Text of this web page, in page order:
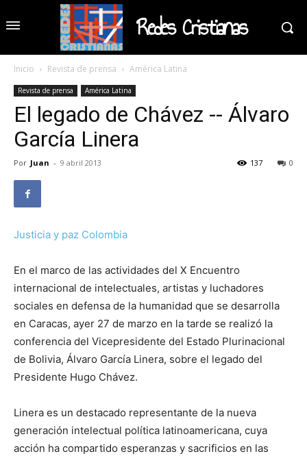
Redes Cristianas
Inicio Revista de prensa América Latina
Revista de prensa América Latina
El legado de Chávez -- Álvaro
García Linera
Por Juan - 9 abril 2013 0
137
Justicia y paz Colombia
En el marco de las actividades del X Encuentro
internacional de intelectuales, artistas y luchadores
sociales en defensa de la humanidad que se desarrolla
en Caracas, ayer 27 de marzo en la tarde se realizó la
conferencia del Vicepresidente del Estado Plurinacional
de Bolivia, Álvaro García Linera, sobre el legado del
Presidente Hugo Chávez.
Linera es un destacado representante de la nueva
generación intelectual política latinoamericana, cuya
acción ha compartido esperanzas y sacrificios en las